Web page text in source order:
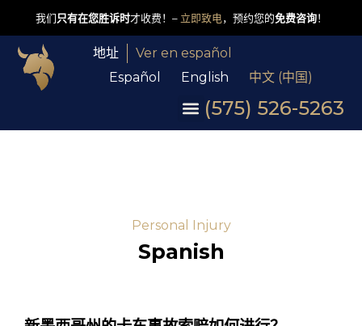
我们只有在您胜诉时才收费！– 立即致电，预约您的免费咨询！
地址
Ver en español
Español
English 中文 (中国)
(575) 526-5263
Personal Injury
Spanish